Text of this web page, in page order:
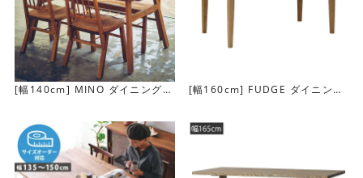
通常のダイニングテーブルより少し低めの設計
りも3～5cm低く設計されています。食事からくつろぎはも
ちろん、リモートワークまで、1セットでこなせるように計
算されています。
[幅140cm] MINO ダイニングテ
[幅160cm] FUDGE ダイニング